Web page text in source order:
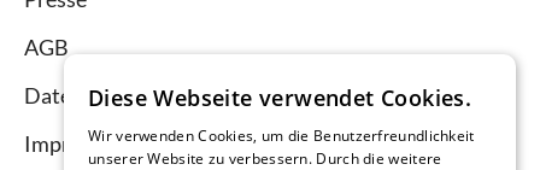
AGB
Datenschutz
Impressum
Diese Webseite verwendet Cookies.
Wir verwenden Cookies, um die Benutzerfreundlichkeit
unserer Website zu verbessern. Durch die weitere